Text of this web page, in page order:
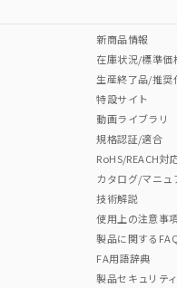
載がされた商品であっても
弊社営業部門もしくは販売
新商品情報
在庫状況/標準価
生産終了品/推奨
特設サイト
動画ライブラリ
規格認証/適合
RoHS/REACH対
カタログ/マニュ
技術解説
使用上の注意事
製品に関する
FA用語辞典
製品セキュリテ